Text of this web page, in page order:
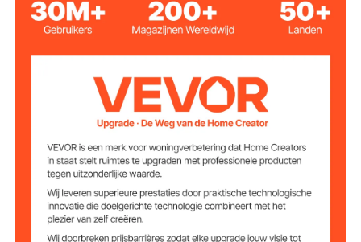
Resolutie
thermische
beeldvorming
256 x 192 pixels
zichtbaar licht
300.000 pixels
LCD-resolutie 320 x 240 pixels
Pixelafstand 12 μm
Thermische
gevoeligheid
32,13 °F / 0,07 °C